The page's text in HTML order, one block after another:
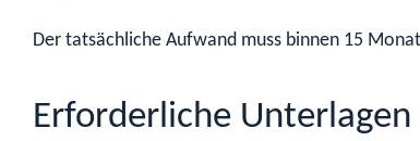
Der tatsächliche Aufwand muss binnen 15
Erforderliche Unterlagen